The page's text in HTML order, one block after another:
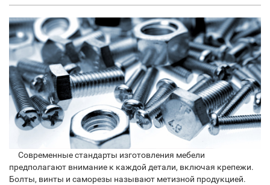
Современные стандарты изготовления мебели
предполагают внимание к каждой детали, включая крепежи.
Болты, винты и саморезы называют метизной продукцией.